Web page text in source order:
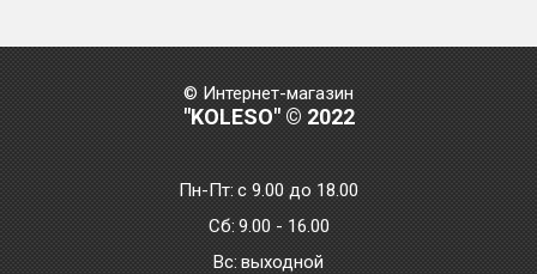
© Интернет-магазин
"KOLESO" © 2022
Пн-Пт:с 9.00 до 18.00
Сб: 9.00 - 16.00
Bc: выходной